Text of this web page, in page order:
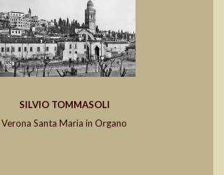
SILVIO TOMMASOLI
Verona Santa Maria in Organo